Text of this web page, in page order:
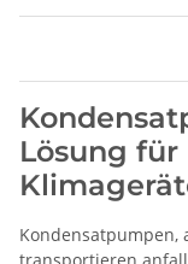
Lösung
Kondensatpumpen,